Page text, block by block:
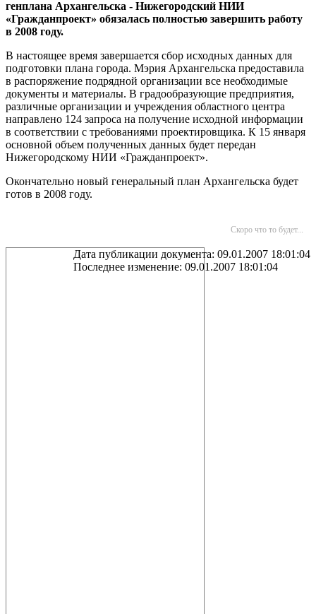
генплана Архангельска - Нижегородский НИИ
«Гражданпроект» обязалась полностью завершить работу
в 2008 году.
В настоящее время завершается сбор исходных данных для
подготовки плана города. Мэрия Архангельска предоставила
в распоряжение подрядной организации все необходимые
документы и материалы. В градообразующие предприятия,
различные организации и учреждения областного центра
направлено 124 запроса на получение исходной информации
в соответствии с требованиями проектировщика. К 15 января
основной объем полученных данных будет передан
Нижегородскому НИИ «Гражданпроект».
Окончательно новый генеральный план Архангельска будет
готов в 2008 году.
Скоро что то будет...
Дата публикации документа: 09.01.2007 18:01:04
Последнее изменение: 09.01.2007 18:01:04